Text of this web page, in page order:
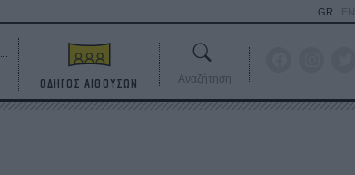
GR EN
ΟΔΗΓΟΣ ΑΙΘΟΥΣΩΝ Αναζήτηση